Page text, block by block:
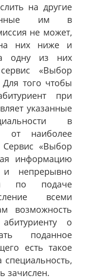
на другие
им в
не может,
них ниже и
одну из них
«Выбор
того чтобы
при
указанные
в
от наиболее
«Выбор
информацию
непрерывно
по подаче
всеми
возможность
о
поданное
есть такое
зачислен.